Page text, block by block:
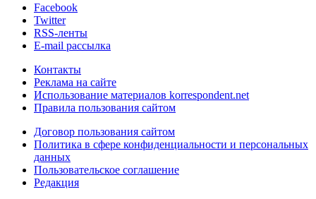
Facebook
Twitter
RSS-ленты
E-mail рассылка
Контакты
Реклама на сайте
Использование материалов korrespondent.net
Правила пользования сайтом
Договор пользования сайтом
Политика в сфере конфиденциальности и персональных
данных
Пользовательское соглашение
Редакция